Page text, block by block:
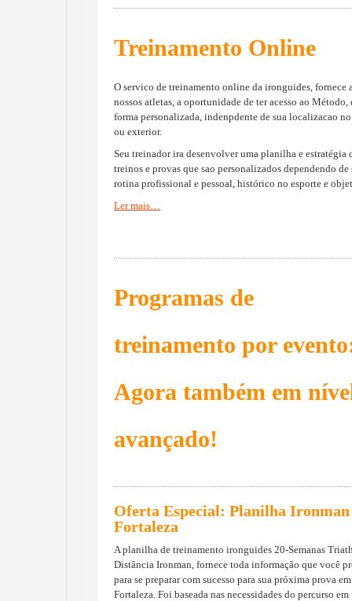
Treinamento Online
O servico de treinamento online da ironguides, fornece
nossos atletas, a oportunidade de ter acesso ao Método,
forma personalizada, indenpdente de sua localizacao
ou exterior.
Seu treinador ira desenvolver uma planilha e estratégia
treinos e provas que sao personalizados dependendo de
rotina profissional e pessoal, histórico no esporte e
Ler mais…
Programas de
treinamento por
Agora também em
avançado!
Oferta Especial: Planilha Ironman
Fortaleza
A planilha de treinamento ironguides 20-Semanas
Distância Ironman, fornece toda informação que você
para se preparar com sucesso para sua próxima prova em
Fortaleza. Foi baseada nas necessidades do percurso em